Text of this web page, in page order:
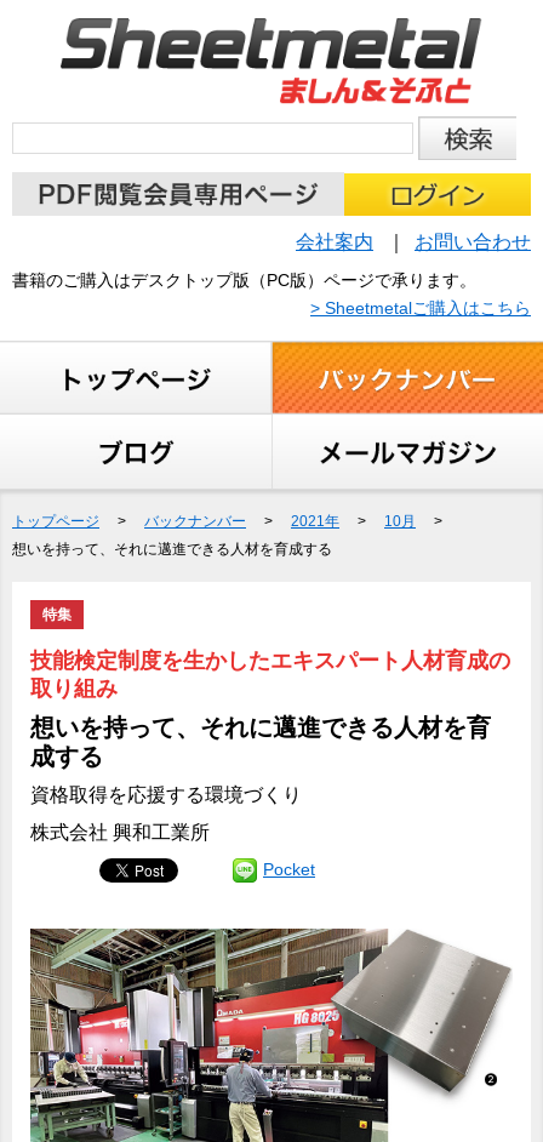
会社案内 お問い合わせ
書籍のご購入はデスクトップ版（PC版）ページで承ります。
> Sheetmetalご購入はこちら
トップページ > バックナンバー > 2021年 > 10月
>
想いを持って、それに邁進できる人材を育成する
特集
技能検定制度を生かしたエキスパート人材育成の
取り組み
想いを持って、それに邁進できる人材を育
成する
資格取得を応援する環境づくり
株式会社 興和工業所
Pocket